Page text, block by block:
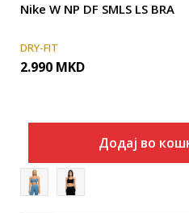
Nike W NP DF SMLS LS BRA
DRY-FIT
2.990 MKD
Додај во